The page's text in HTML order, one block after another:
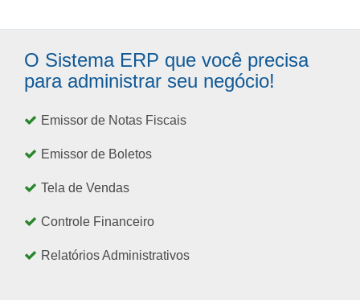
O Sistema ERP que você precisa
para administrar seu negócio!
Emissor de Notas Fiscais
Emissor de Boletos
Tela de Vendas
Controle Financeiro
Relatórios Administrativos